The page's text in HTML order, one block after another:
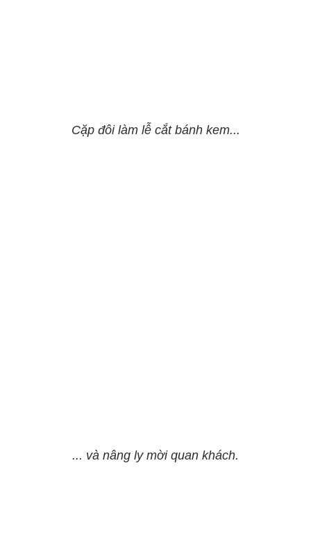
Cặp đôi làm lễ cắt bánh kem...
... và nâng ly mời quan khách.